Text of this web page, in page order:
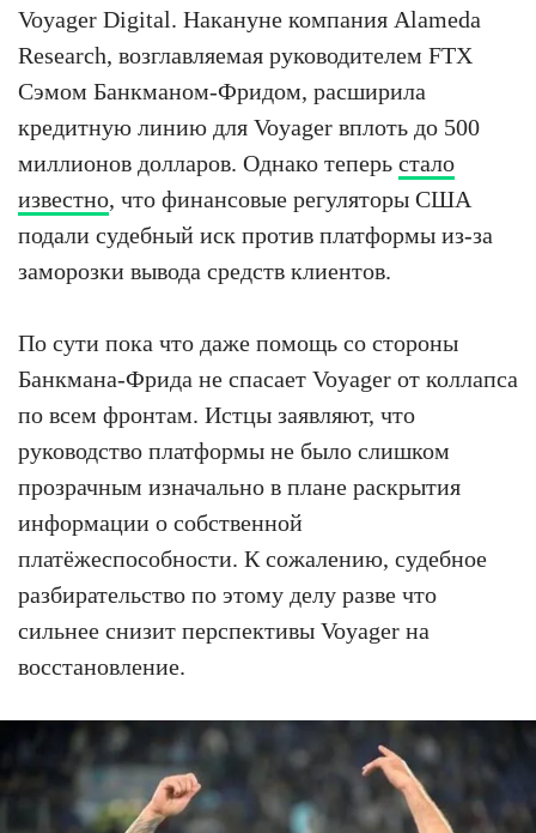
Voyager Digital. Накануне компания Alameda
Research, возглавляемая руководителем FTX
Сэмом Банкманом-Фридом, расширила
кредитную линию для Voyager вплоть до 500
миллионов долларов. Однако теперь стало
известно, что финансовые регуляторы США
подали судебный иск против платформы из-за
заморозки вывода средств клиентов.
По сути пока что даже помощь со стороны
Банкмана-Фрида не спасает Voyager от коллапса
по всем фронтам. Истцы заявляют, что
руководство платформы не было слишком
прозрачным изначально в плане раскрытия
информации о собственной
платёжеспособности. К сожалению, судебное
разбирательство по этому делу разве что
сильнее снизит перспективы Voyager на
восстановление.